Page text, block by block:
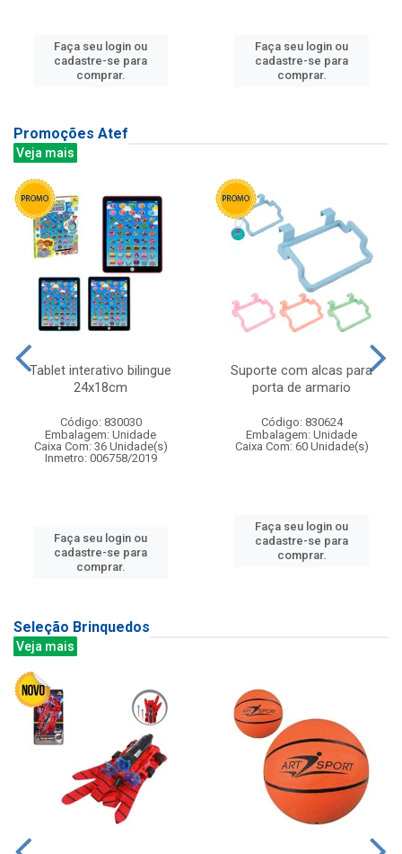
Faça seu login ou
cadastre-se para
comprar.
Faça seu login ou
cadastre-se para
comprar.
Promoções Atef
Veja mais
Tablet interativo bilingue
24x18cm
Código: 830030
Embalagem: Unidade
Caixa Com: 36 Unidade(s)
Inmetro: 006758/2019
Faça seu login ou
cadastre-se para
comprar.
Suporte com alcas para
porta de armario
Código: 830624
Embalagem: Unidade
Caixa Com: 60 Unidade(s)
Faça seu login ou
cadastre-se para
comprar.
Seleção Brinquedos
Veja mais